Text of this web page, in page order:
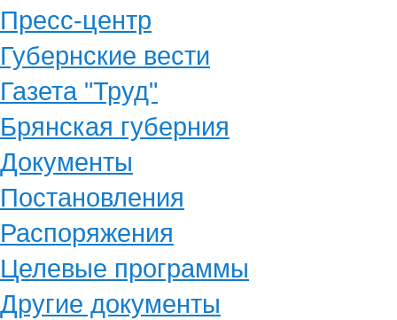
Пресс-центр
Губернские вести
Газета "Труд"
Брянская губерния
Документы
Постановления
Распоряжения
Целевые программы
Другие документы